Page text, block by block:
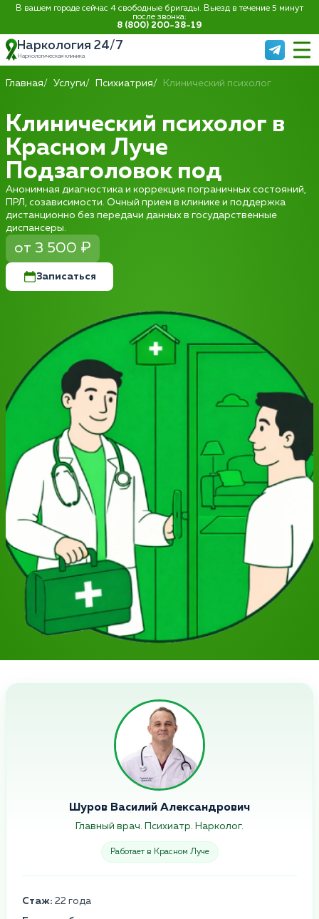
В вашем городе сейчас 4 свободные бригады. Выезд в течение 5 минут
после звонка:
8 (800) 200-38-19
Наркология 24/7
Наркологическая клиника
Главная Услуги Психиатрия Клинический психолог
Клинический психолог в
Красном Луче
Подзаголовок под
Анонимная диагностика и коррекция пограничных состояний,
ПРЛ, созависимости. Очный прием в клинике и поддержка
дистанционно без передачи данных в государственные
диспансеры.
от 3 500 ₽
Записаться
Шуров Василий Александрович
Главный врач. Психиатр. Нарколог.
Работает в Красном Луче
Стаж: 22 года